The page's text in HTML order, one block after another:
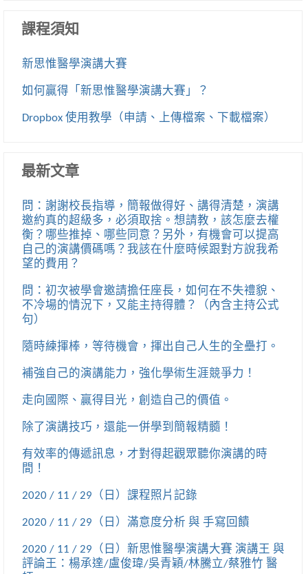
課程須知
新思惟醫學演講大賽
如何贏得「新思惟醫學演講大賽」？
Dropbox 使用教學（申請、上傳檔案、下載檔案）
最新文章
問：謝謝校長指導，簡報做得好、講得清楚，演講
邀約真的超級多，必須取捨。想請教，該怎麼去權
衡？哪些推掉、哪些同意？另外，有機會可以提高
自己的演講價碼嗎？我該在什麼時候跟對方說我希
望的費用？
問：初次被學會邀請擔任座長，如何在不失禮貌、
不冷場的情況下，又能主持得體？（內含主持公式
句）
隨時練揮棒，等待機會，揮出自己人生的全壘打。
補強自己的演講能力，強化學術生涯競爭力！
走向國際、贏得目光，創造自己的價值。
除了演講技巧，還能一併學到簡報精髓！
有效率的傳遞訊息，才對得起觀眾聽你演講的時
間！
2020 / 11 / 29（日）課程照片記錄
2020 / 11 / 29（日）滿意度分析 與 手寫回饋
2020 / 11 / 29（日）新思惟醫學演講大賽 演講王 與
評論王：楊承達/盧俊瑋/吳青穎/林騰立/蔡雅竹 醫